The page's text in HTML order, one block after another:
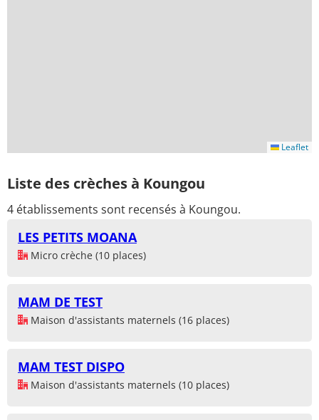
Leaflet
Liste des crèches à Koungou
4 établissements sont recensés à Koungou.
LES PETITS MOANA
Micro crèche (10 places)
MAM DE TEST
Maison d'assistants maternels (16 places)
MAM TEST DISPO
Maison d'assistants maternels (10 places)